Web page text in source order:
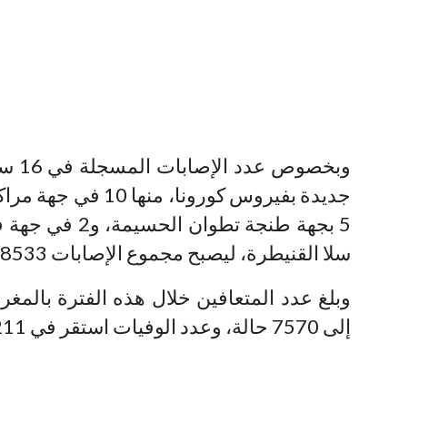
5 بجهة طنجة
سلا القنيطرة، ليصبح مجموع الإصابات 8533 حالة.
إلى 7570 حالة، وعدد الوفيات استقر في 211 حالة.